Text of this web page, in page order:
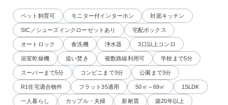
ペット飼育可 モニター付インターホン 対面キッチン
SIC／シューズインクローゼットあり 宅配ボックス
オートロック 食洗機 浄水器 3口以上コンロ
浴室乾燥機 追い焚き 複数路線利用可 学校まで5分
スーパーまで5分 コンビニまで3分 公園まで3分
R1住宅適合物件 フラット35適用 50㎡～69㎡ 1SLDK
一人暮らし カップル・夫婦 新耐震 築20年以上